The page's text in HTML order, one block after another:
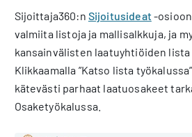
Sijoittaja360:n Sijoitusideat-
valmiita listoja ja mallisalkkuja, ja
kansainvälisten laatuyhtiöiden lista
Klikkaamalla ”Katso lista
kätevästi parhaat laatuosakeet
Osaketyökalussa.